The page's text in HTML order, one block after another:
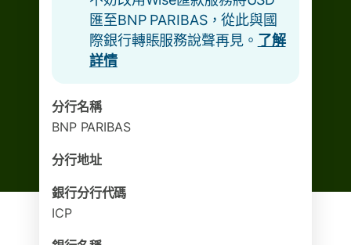
匯至BNP PARIBAS，從此與國
際銀行轉賬服務說聲再見。 了解
詳情
分行名稱
BNP PARIBAS
分行地址
銀行分行代碼
ICP